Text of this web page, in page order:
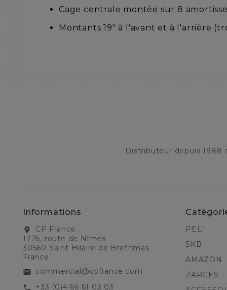
Cage centrale montée sur 8
Montants 19" à l'avant et à l'arrière
Distributeur depuis 1988
Informations
location_on
CP France
1775, route de Nîmes
30560 Saint Hilaire de Brethmas
France
email commercial@cpfrance.com
call +33 (0)4 66 61 03 03
PELI
SKB
AMAZON
ZARGES